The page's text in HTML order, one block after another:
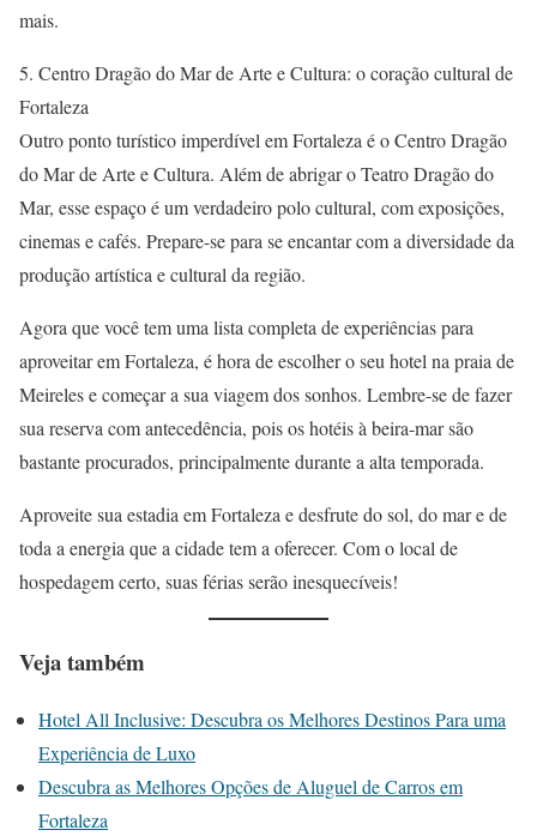
mais.
5. Centro Dragão do Mar de Arte e Cultura: o coração cultural de
Fortaleza
Outro ponto turístico imperdível em Fortaleza é o Centro Dragão
do Mar de Arte e Cultura. Além de abrigar o Teatro Dragão do
Mar, esse espaço é um verdadeiro polo cultural, com exposições,
cinemas e cafés. Prepare-se para se encantar com a diversidade da
produção artística e cultural da região.
Agora que você tem uma lista completa de experiências para
aproveitar em Fortaleza, é hora de escolher o seu hotel na praia de
Meireles e começar a sua viagem dos sonhos. Lembre-se de fazer
sua reserva com antecedência, pois os hotéis à beira-mar são
bastante procurados, principalmente durante a alta temporada.
Aproveite sua estadia em Fortaleza e desfrute do sol, do mar e de
toda a energia que a cidade tem a oferecer. Com o local de
hospedagem certo, suas férias serão inesquecíveis!
Veja também
Hotel All Inclusive: Descubra os Melhores Destinos Para uma
Experiência de Luxo
Descubra as Melhores Opções de Aluguel de Carros em
Fortaleza